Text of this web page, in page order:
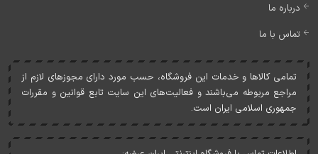
درباره ما
تماس با ما
تمامی کالاها و خدمات اين فروشگاه، حسب مورد دارای مجوزهای لازم از
مراجع مربوطه می‌باشند و فعاليت‌های اين سايت تابع قوانين و مقررات
جمهوری اسلامی ايران است.